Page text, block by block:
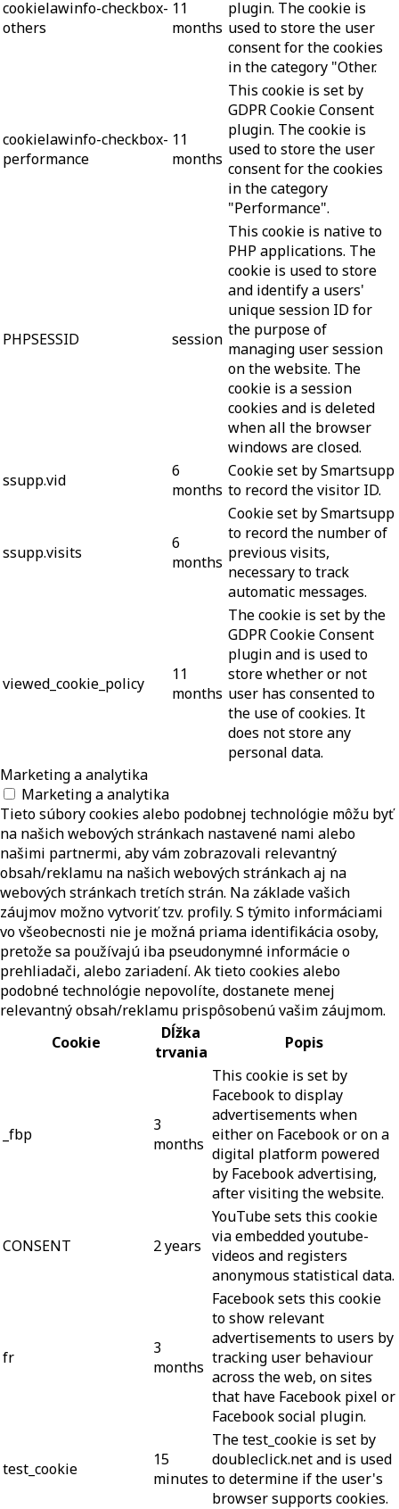
cookielawinfo-checkbox-
others
11
months
plugin. The cookie is
used to store the user
consent for the cookies
in the category "Other.
cookielawinfo-checkbox-
performance
11
months
This cookie is set by
GDPR Cookie Consent
plugin. The cookie is
used to store the user
consent for the cookies
in the category
"Performance".
PHPSESSID session
This cookie is native to
PHP applications. The
cookie is used to store
and identify a users'
unique session ID for
the purpose of
managing user session
on the website. The
cookie is a session
cookies and is deleted
when all the browser
windows are closed.
ssupp.vid
6
months
Cookie set by Smartsupp
to record the visitor ID.
ssupp.visits
6
months
Cookie set by Smartsupp
to record the number of
previous visits,
necessary to track
automatic messages.
viewed_cookie_policy
11
months
The cookie is set by the
GDPR Cookie Consent
plugin and is used to
store whether or not
user has consented to
the use of cookies. It
does not store any
personal data.
Marketing a analytika
Marketing a analytika
Tieto súbory cookies alebo podobnej technológie môžu byť
na našich webových stránkach nastavené nami alebo
našimi partnermi, aby vám zobrazovali relevantný
obsah/reklamu na našich webových stránkach aj na
webových stránkach tretích strán. Na základe vašich
záujmov možno vytvoriť tzv. profily. S týmito informáciami
vo všeobecnosti nie je možná priama identifikácia osoby,
pretože sa používajú iba pseudonymné informácie o
prehliadači, alebo zariadení. Ak tieto cookies alebo
podobné technológie nepovolíte, dostanete menej
relevantný obsah/reklamu prispôsobenú vašim záujmom.
Cookie
Dĺžka
trvania
Popis
_fbp
3
months
This cookie is set by
Facebook to display
advertisements when
either on Facebook or on a
digital platform powered
by Facebook advertising,
after visiting the website.
CONSENT 2 years
YouTube sets this cookie
via embedded youtube-
videos and registers
anonymous statistical data.
fr
3
months
Facebook sets this cookie
to show relevant
advertisements to users by
tracking user behaviour
across the web, on sites
that have Facebook pixel or
Facebook social plugin.
test_cookie
15
minutes
The test_cookie is set by
doubleclick.net and is used
to determine if the user's
browser supports cookies.